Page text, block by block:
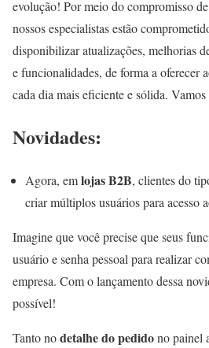
evolução! Por meio do compromisso de
nossos especialistas estão
disponibilizar atualizações, melhorias
e funcionalidades, de forma a oferecer
cada dia mais eficiente e sólida.
Novidades:
Agora, emlojas B2B, clientes do
criar múltiplos usuários para acesso
Imagine que você precise que seus
usuário e senha pessoal para realizar
empresa. Com o lançamento dessa
possível!
Tanto nodetalhe do pedidono painel